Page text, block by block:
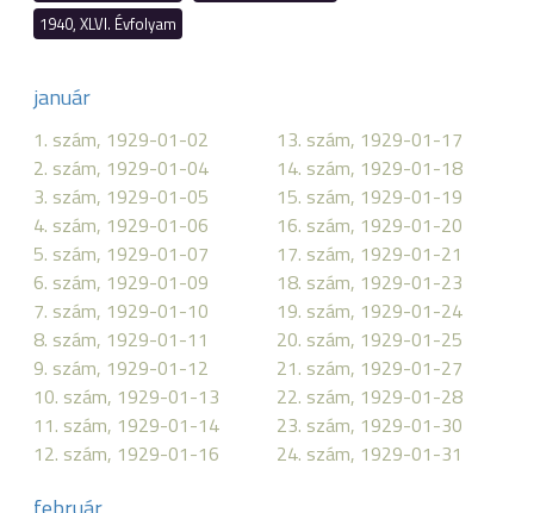
1940, XLVI. Évfolyam
január
1. szám, 1929-01-02
2. szám, 1929-01-04
3. szám, 1929-01-05
4. szám, 1929-01-06
5. szám, 1929-01-07
6. szám, 1929-01-09
7. szám, 1929-01-10
8. szám, 1929-01-11
9. szám, 1929-01-12
10. szám, 1929-01-13
11. szám, 1929-01-14
12. szám, 1929-01-16
13. szám, 1929-01-17
14. szám, 1929-01-18
15. szám, 1929-01-19
16. szám, 1929-01-20
17. szám, 1929-01-21
18. szám, 1929-01-23
19. szám, 1929-01-24
20. szám, 1929-01-25
21. szám, 1929-01-27
22. szám, 1929-01-28
23. szám, 1929-01-30
24. szám, 1929-01-31